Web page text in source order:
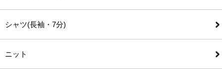
シャツ(長袖・7分)
ニット